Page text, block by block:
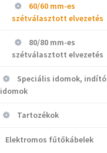
60/60 mm-es
szétválasztott elvezetés
80/80 mm-es
szétválasztott elvezetés
Speciális idomok, indító
idomok
Tartozékok
Elektromos fűtőkábelek